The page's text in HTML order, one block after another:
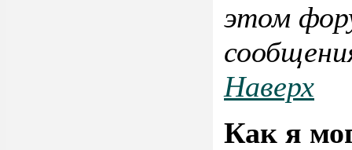
этом
Наверх
Как я